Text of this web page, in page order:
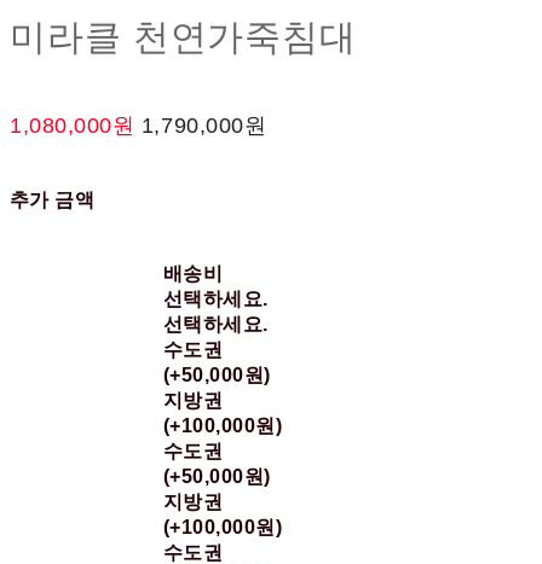
미라클 천연가죽침대
1,080,000원 1,790,000원
추가 금액
배송비
선택하세요.
선택하세요.
수도권
(+50,000원)
지방권
(+100,000원)
수도권
(+50,000원)
지방권
(+100,000원)
수도권